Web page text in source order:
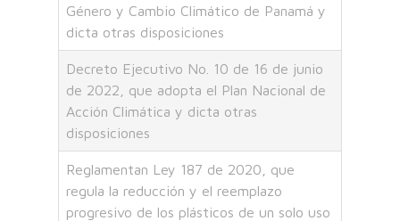
Género y Cambio Climático de Panamá y
dicta otras disposiciones
Decreto Ejecutivo No. 10 de 16 de junio
de 2022, que adopta el Plan Nacional de
Acción Climática y dicta otras
disposiciones
Reglamentan Ley 187 de 2020, que
regula la reducción y el reemplazo
progresivo de los plásticos de un solo uso